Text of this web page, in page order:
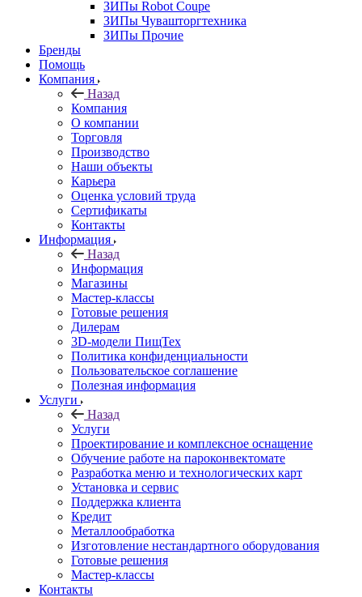
ЗИПы Robot Coupe
ЗИПы Чувашторгтехника
ЗИПы Прочие
Бренды
Помощь
Компания
Назад
Компания
О компании
Торговля
Производство
Наши объекты
Карьера
Оценка условий труда
Сертификаты
Контакты
Информация
Назад
Информация
Магазины
Мастер-классы
Готовые решения
Дилерам
3D-модели ПищТех
Политика конфиденциальности
Пользовательское соглашение
Полезная информация
Услуги
Назад
Услуги
Проектирование и комплексное оснащение
Обучение работе на пароконвектомате
Разработка меню и технологических карт
Установка и сервис
Поддержка клиента
Кредит
Металлообработка
Изготовление нестандартного оборудования
Готовые решения
Мастер-классы
Контакты